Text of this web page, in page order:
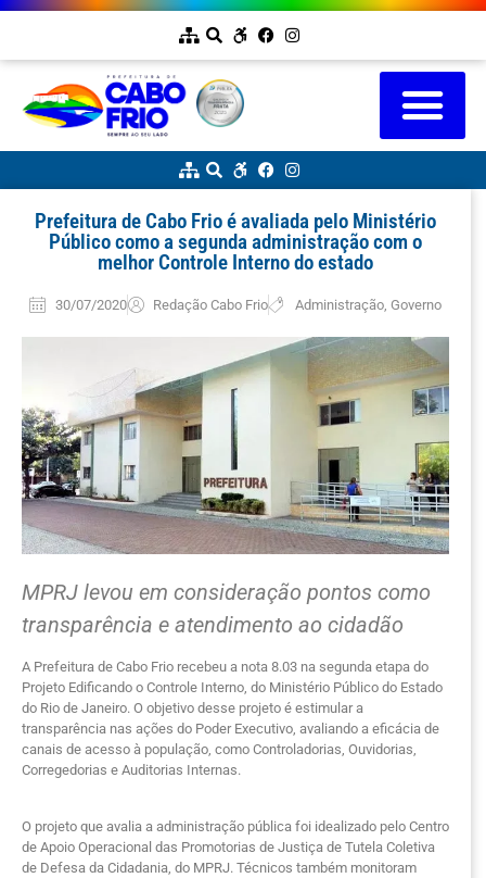
Prefeitura de Cabo Frio é avaliada pelo Ministério
Público como a segunda administração com o
melhor Controle Interno do estado
30/07/2020 Redação Cabo Frio Administração ,Governo
MPRJ levou em consideração pontos como
transparência e atendimento ao cidadão
A Prefeitura de Cabo Frio recebeu a nota 8.03 na segunda etapa do
Projeto Edificando o Controle Interno, do Ministério Público do Estado
do Rio de Janeiro. O objetivo desse projeto é estimular a
transparência nas ações do Poder Executivo, avaliando a eficácia de
canais de acesso à população, como Controladorias, Ouvidorias,
Corregedorias e Auditorias Internas.
O projeto que avalia a administração pública foi idealizado pelo Centro
de Apoio Operacional das Promotorias de Justiça de Tutela Coletiva
de Defesa da Cidadania, do MPRJ. Técnicos também monitoram